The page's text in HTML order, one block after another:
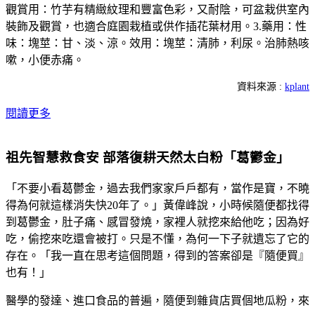
觀賞用：竹芋有精緻紋理和豐富色彩，又耐陰，可盆栽供室內
裝飾及觀賞，也適合庭園栽植或供作插花葉材用。3.藥用：性
味：塊莖：甘、淡、涼。效用：塊莖：清肺，利尿。治肺熱咳
嗽，小便赤痛。
資料來源 : kplant
閱讀更多
祖先智慧救食安 部落復耕天然太白粉「葛鬱金」
「不要小看葛鬱金，過去我們家家戶戶都有，當作是寶，不曉
得為何就這樣消失快20年了。」黃偉峰說，小時候隨便都找得
到葛鬱金，肚子痛、感冒發燒，家裡人就挖來給他吃；因為好
吃，偷挖來吃還會被打。只是不懂，為何一下子就遺忘了它的
存在。「我一直在思考這個問題，得到的答案卻是『隨便買』
也有！」
醫學的發達、進口食品的普遍，隨便到雜貨店買個地瓜粉，來